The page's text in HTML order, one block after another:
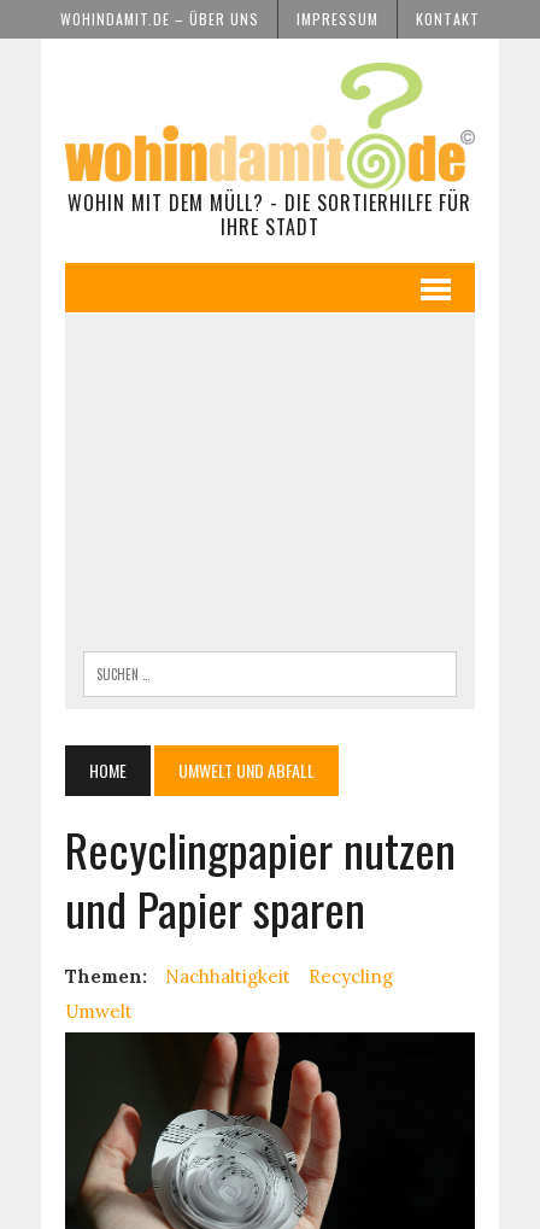
WOHINDAMIT.DE – ÜBER UNS IMPRESSUM KONTAKT
WOHIN MIT DEM MÜLL? - DIE SORTIERHILFE FÜR
IHRE STADT
HOME UMWELT UND ABFALL
Recyclingpapier nutzen
und Papier sparen
Themen: Nachhaltigkeit
Recycling
Umwelt